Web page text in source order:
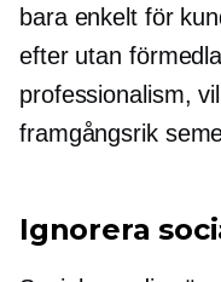
bara enkelt för
efter utan
professionalism,
framgångsrik
Ignorera